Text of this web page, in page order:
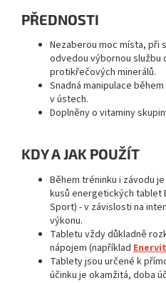
PŘEDNOSTI
Nezaberou moc místa, při
odvedou výbornou službu
protikřečových minerálů.
Snadná manipulace
v ústech.
Doplněny o vitaminy
KDY A JAK POUŽÍT
Během tréninku i závodu
kusů energetických tablet
Sport) - v závislosti na
výkonu.
Tabletu vždy důkladně
nápojem (například
Tablety jsou určené k
účinku je okamžitá, doba